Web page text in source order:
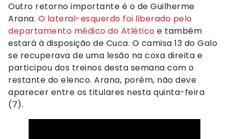
Outro retorno importante é o de Guilherme
Arana. O lateral-esquerdo foi liberado pelo
departamento médico do Atlético e também
estará à disposição de Cuca. O camisa 13 do Galo
se recuperava de uma lesão na coxa direita e
participou dos treinos desta semana com o
restante do elenco. Arana, porém, não deve
aparecer entre os titulares nesta quinta-feira
(7).